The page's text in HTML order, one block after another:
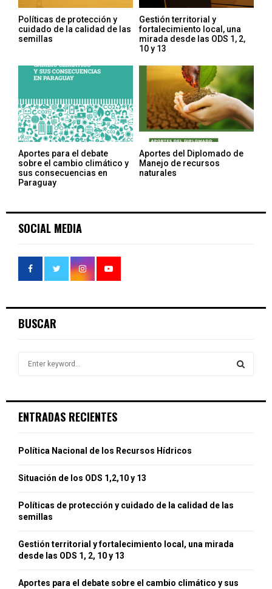
Políticas de protección y
cuidado de la calidad de las
semillas
Gestión territorial y
fortalecimiento local, una
mirada desde las ODS 1, 2,
10 y 13
Aportes para el debate
sobre el cambio climático y
sus consecuencias en
Paraguay
Aportes del Diplomado de
Manejo de recursos
naturales
SOCIAL MEDIA
BUSCAR
h
o
:
ENTRADAS RECIENTES
Política Nacional de los Recursos Hídricos
Situación de los ODS 1,2,10 y 13
Políticas de protección y cuidado de la calidad de las
semillas
Gestión territorial y fortalecimiento local, una mirada
desde las ODS 1, 2, 10 y 13
Aportes para el debate sobre el cambio climático y sus